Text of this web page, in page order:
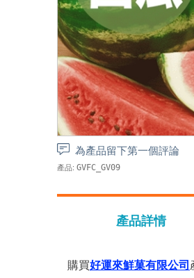
為產品留下第一個評論
產品: GVFC_GV09
產品詳情
購買好運來鮮菓有限公司